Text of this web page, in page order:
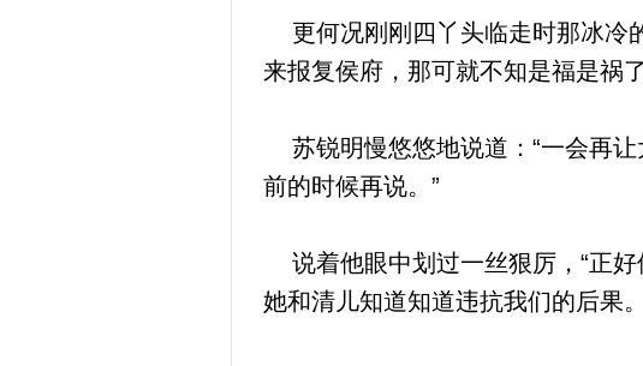
更何况刚刚四丫头临走时那冰冷
来报复侯府，那可就不知是福是祸了
苏锐明慢悠悠地说道：“一会再让
前的时候再说。”
说着他眼中划过一丝狠厉，“正好
她和清儿知道知道违抗我们的后果